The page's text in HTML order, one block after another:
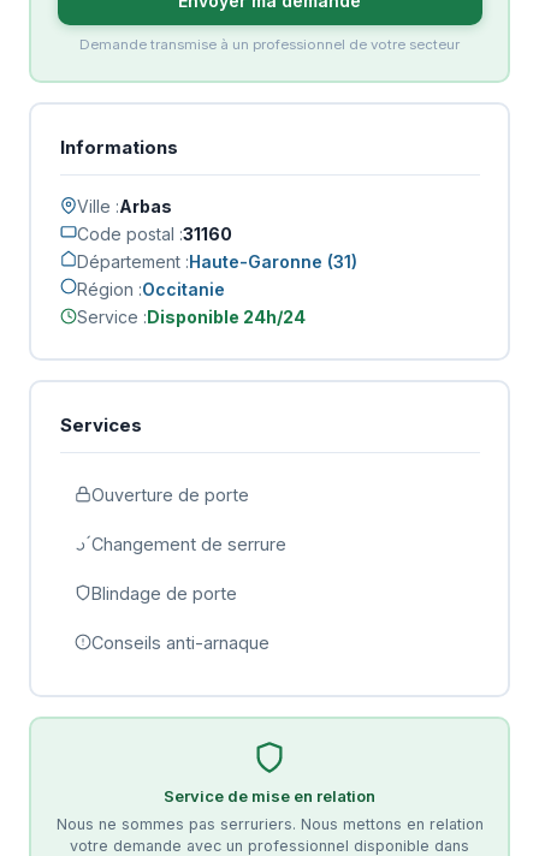
Demande transmise à un professionnel de votre secteur
Informations
Ville :Arbas
Code postal :31160
Département :Haute-Garonne (31)
Région :Occitanie
Service :Disponible 24h/24
Services
Ouverture de porte
Changement de serrure
Blindage de porte
Conseils anti-arnaque
Service de mise en relation
Nous ne sommes pas serruriers. Nous mettons en relation
votre demande avec un professionnel disponible dans